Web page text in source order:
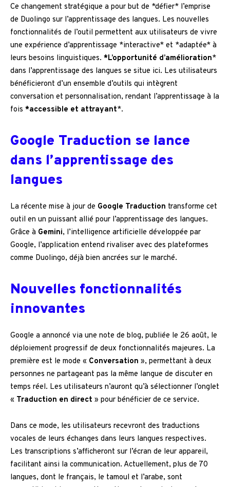
Ce changement stratégique a pour but de *défier* l’emprise
de Duolingo sur l’apprentissage des langues. Les nouvelles
fonctionnalités de l’outil permettent aux utilisateurs de vivre
une expérience d’apprentissage *interactive* et *adaptée* à
leurs besoins linguistiques. *L’opportunité d’amélioration*
dans l’apprentissage des langues se situe ici. Les utilisateurs
bénéficieront d’un ensemble d’outils qui intègrent
conversation et personnalisation, rendant l’apprentissage à la
fois *accessible et attrayant*.
Google Traduction se lance
dans l’apprentissage des
langues
La récente mise à jour de Google Traduction transforme cet
outil en un puissant allié pour l’apprentissage des langues.
Grâce à Gemini, l’intelligence artificielle développée par
Google, l’application entend rivaliser avec des plateformes
comme Duolingo, déjà bien ancrées sur le marché.
Nouvelles fonctionnalités
innovantes
Google a annoncé via une note de blog, publiée le 26 août, le
déploiement progressif de deux fonctionnalités majeures. La
première est le mode « Conversation », permettant à deux
personnes ne partageant pas la même langue de discuter en
temps réel. Les utilisateurs n’auront qu’à sélectionner l’onglet
« Traduction en direct » pour bénéficier de ce service.
Dans ce mode, les utilisateurs recevront des traductions
vocales de leurs échanges dans leurs langues respectives.
Les transcriptions s’afficheront sur l’écran de leur appareil,
facilitant ainsi la communication. Actuellement, plus de 70
langues, dont le français, le tamoul et l’arabe, sont